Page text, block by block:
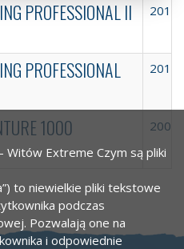
PROFESSIONAL II 2016
PROFESSIONAL 2010
1000 2008
Witów Extreme Czym są pliki
to niewielkie pliki tekstowe
podczas
Pozwalają one na
i odpowiednie